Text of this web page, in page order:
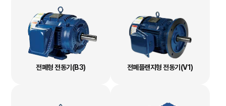
전폐형 전동기(B3) 전폐플랜지형 전동기(V1)